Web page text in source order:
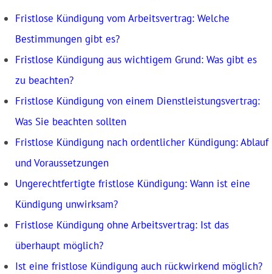
Fristlose Kündigung vom Arbeitsvertrag: Welche
Bestimmungen gibt es?
Fristlose Kündigung aus wichtigem Grund: Was gibt es
zu beachten?
Fristlose Kündigung von einem Dienstleistungsvertrag:
Was Sie beachten sollten
Fristlose Kündigung nach ordentlicher Kündigung: Ablauf
und Voraussetzungen
Ungerechtfertigte fristlose Kündigung: Wann ist eine
Kündigung unwirksam?
Fristlose Kündigung ohne Arbeitsvertrag: Ist das
überhaupt möglich?
Ist eine fristlose Kündigung auch rückwirkend möglich?